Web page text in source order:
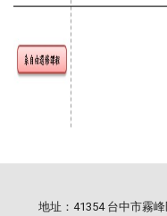
地址：41354 台中市霧